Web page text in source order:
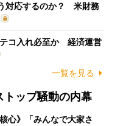
対応するのか？ 米財務
コ入れ必至か 経済運営
一覧を見る
トップ騒動の内幕
心》「みんなで大家さ